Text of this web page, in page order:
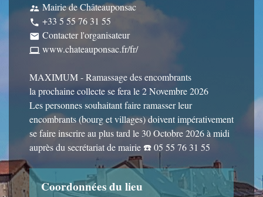
supervisor_account Mairie de Châteauponsac
phone +33 5 55 76 31 55
email Contacter l'organisateur
computer www.chateauponsac.fr/fr/
MAXIMUM - Ramassage des encombrants
la prochaine collecte se fera le 2 Novembre 2026
Les personnes souhaitant faire ramasser leur
encombrants (bourg et villages) doivent impérativement
se faire inscrire au plus tard le 30 Octobre 2026 à midi
auprès du secrétariat de mairie ☎️ 05 55 76 31 55
Coordonnées du lieu